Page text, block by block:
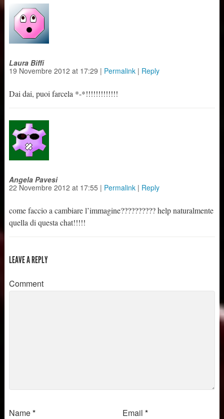
Laura Biffi
19 Novembre 2012 at 17:29 | Permalink| Reply
Dai dai, puoi farcela *-*!!!!!!!!!!!!!
Angela Pavesi
22 Novembre 2012 at 17:55 | Permalink| Reply
come faccio a cambiare l’immagine?????????? help naturalmente
quella di questa chat!!!!!
LEAVE A REPLY
Comment
Name* Email *